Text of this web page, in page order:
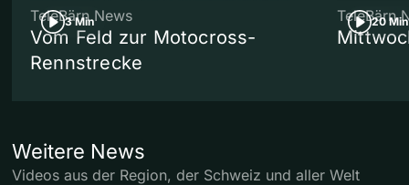
3 Min
TeleBärn News
Vom Feld zur Motocross-
Rennstrecke
20 Min
TeleBärn
Weitere News
Videos aus der Region, der Schweiz und aller Welt